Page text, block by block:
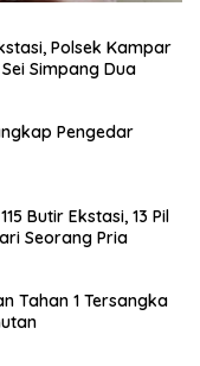
Polsek Kampar
Simpang Dua
Pengedar
Butir Ekstasi, 13 Pil
Seorang Pria
Tahan 1 Tersangka